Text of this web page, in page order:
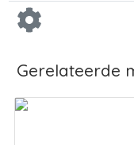
Gerelateerde